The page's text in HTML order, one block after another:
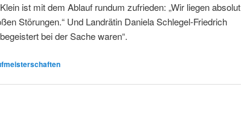
ist mit dem Ablauf rundum zufrieden: „Wir liegen absolut
Störungen.“ Und Landrätin Daniela Schlegel-Friedrich
bei der Sache waren“.